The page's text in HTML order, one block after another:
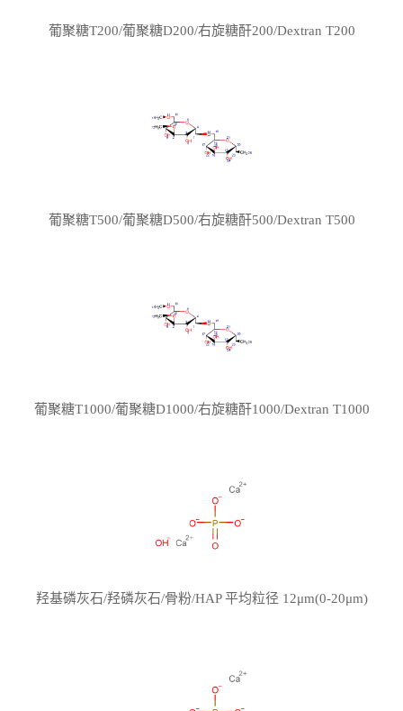
葡聚糖T200/葡聚糖D200/右旋糖酐200/Dextran T200
葡聚糖T500/葡聚糖D500/右旋糖酐500/Dextran T500
葡聚糖T1000/葡聚糖D1000/右旋糖酐1000/Dextran T1000
羟基磷灰石/羟磷灰石/骨粉/HAP 平均粒径 12μm(0-20μm)